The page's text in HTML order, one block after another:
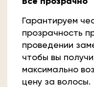
Гарантируем
прозрачность
проведении
чтобы вы
максимально
цену за волосы.